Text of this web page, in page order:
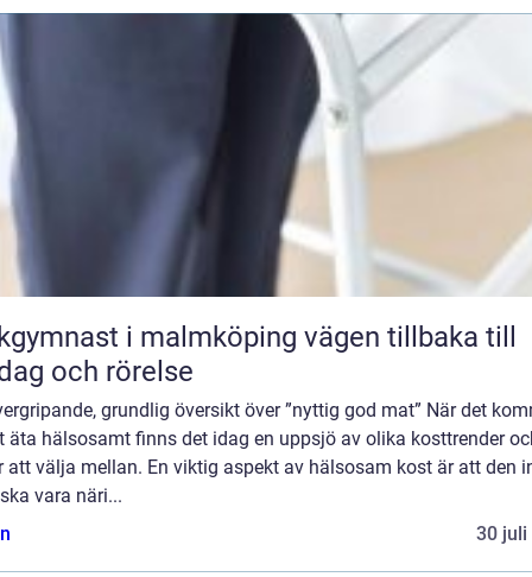
i malmköping vägen tillbaka till
och rörelse
grundlig översikt över ”nyttig god mat” När det
äta hälsosamt finns det idag en uppsjö av olika kosttrender
att välja mellan. En viktig aspekt av hälsosam kost är att den
vara näri...
30 juli